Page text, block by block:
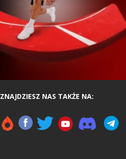
ZNAJDZIESZ NAS TAKŻE NA: